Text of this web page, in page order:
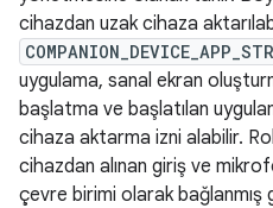
cihazdan uzak cihaza
uygulama, sanal ekran
başlatma ve başlatılan
cihaza aktarma izni alabilir.
cihazdan alınan giriş ve
çevre birimi olarak bağlanmış